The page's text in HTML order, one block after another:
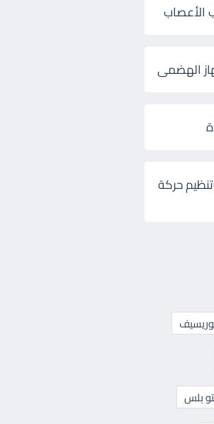
حركة
بلس